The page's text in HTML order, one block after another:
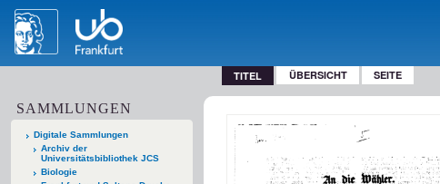
TITEL ÜBERSICHT SEITE
SAMMLUNGEN
Digitale Sammlungen
Archiv der
Universitätsbibliothek JCS
Biologie